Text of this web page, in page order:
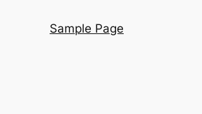
Sample Page